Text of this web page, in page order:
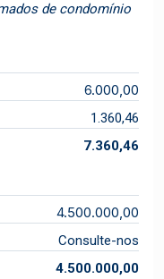
de condomínio
6.000,00
1.360,46
7.360,46
4.500.000,00
Consulte-nos
4.500.000,00